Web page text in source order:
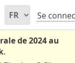
Se
de 2024 au
.